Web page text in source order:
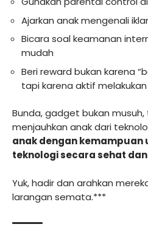
Ajarkan anak mengenali
Bicara soal keamanan
mudah
Beri reward bukan karena
tapi karena aktif
Bunda, gadget bukan
menjauhkan anak dari
anak dengan kemampuan
teknologi secara sehat
Yuk, hadir dan arahkan
larangan semata.***